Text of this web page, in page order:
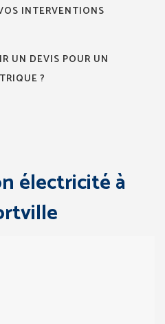
INTERVENTIONS
UN DEVIS POUR UN
?
électricité à